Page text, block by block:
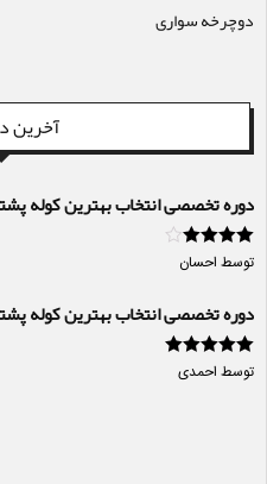
دوچرخه سواری
آخرین
دوره تخصصی انتخاب بهترین کوله
امتیاز4از
5
توسط احسان
دوره تخصصی انتخاب بهترین کوله
امتیاز5از 5
توسط احمدی